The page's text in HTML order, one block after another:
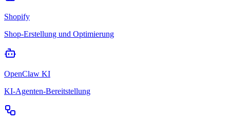
Shopify
Shop-Erstellung und Optimierung
OpenClaw KI
KI-Agenten-Bereitstellung